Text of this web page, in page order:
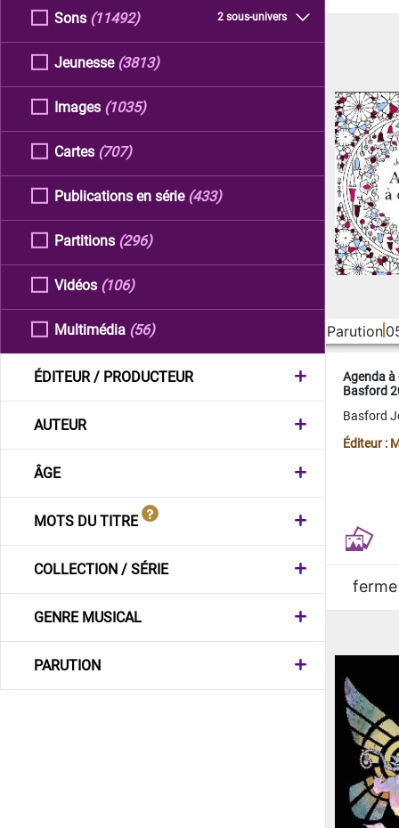
Sons 2 sous-univers
(11492)
Jeunesse (3813)
Images (1035)
Cartes (707)
Publications en série (433)
Partitions (296)
Vidéos (106)
Multimédia (56)
ÉDITEUR / PRODUCTEUR
AUTEUR
ÂGE
MOTS DU TITRE
COLLECTION / SÉRIE
GENRE MUSICAL
PARUTION
Parution
Agenda
Basford
Basford
Éditeur :
ferme